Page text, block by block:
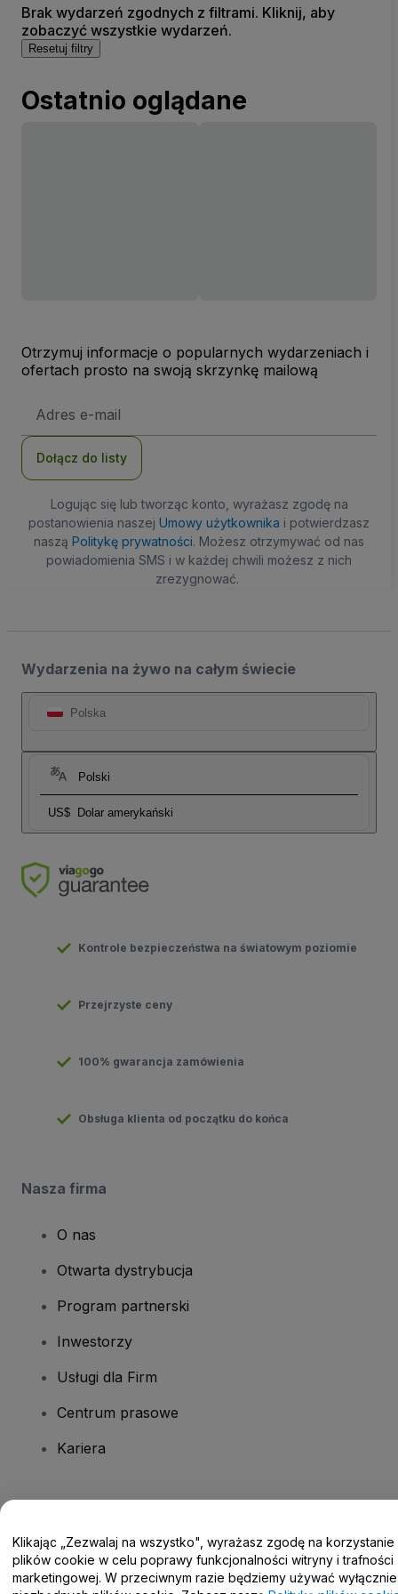
Brak wydarzeń zgodnych z filtrami. Kliknij, aby
zobaczyć wszystkie wydarzeń.
Resetuj filtry
Ostatnio oglądane
Otrzymuj informacje o popularnych wydarzeniach i
ofertach prosto na swoją skrzynkę mailową
e-
Dołącz do listy
Logując się lub tworząc konto, wyrażasz zgodę na
postanowienia naszej Umowy użytkownika i potwierdzasz
naszą Politykę prywatności. Możesz otrzymywać od nas
powiadomienia SMS i w każdej chwili możesz z nich
zrezygnować.
Wydarzenia na żywo na całym świecie
Polska
Polski
US$ Dolar amerykański
Kontrole bezpieczeństwa na światowym poziomie
Przejrzyste ceny
100% gwarancja zamówienia
Obsługa klienta od początku do końca
Nasza firma
O nas
Otwarta dystrybucja
Program partnerski
Inwestorzy
Usługi dla Firm
Centrum prasowe
Kariera
Centrum pomocy / Skontaktuj się z nami
Klikając „Zezwalaj na wszystko", wyrażasz zgodę na korzystanie
plików cookie w celu poprawy funkcjonalności witryny i trafności
marketingowej. W przeciwnym razie będziemy używać wyłącznie